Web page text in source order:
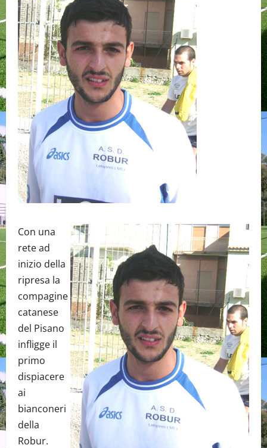
Con una
rete ad
inizio della
ripresa la
compagine
catanese
del Pisano
infligge il
primo
dispiacere
ai
bianconeri
della
Robur.